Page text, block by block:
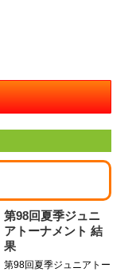
第98回夏季ジュニ
アトーナメント 結
果
第98回夏季ジュニアトー